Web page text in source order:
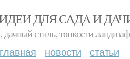
ДЛЯ САДА И
дачный стиль, тонкости
главная новости статьи